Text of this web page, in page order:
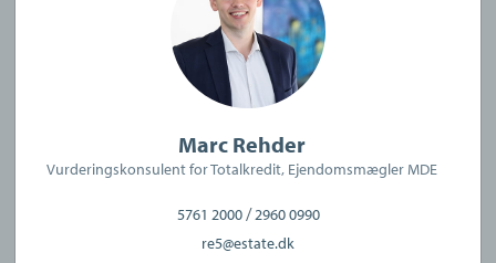
Marc Rehder
Vurderingskonsulent for Totalkredit, Ejendomsmægler MDE
5761 2000/2960 0990
re5@estate.dk